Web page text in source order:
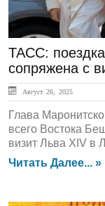
ТАСС:
сопряжена с
Август 26, 2025
Глава
всего Востока
визит Льва XIV в
Читать Далее... »